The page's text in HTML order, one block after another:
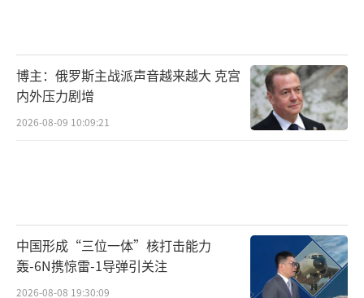
博主：俄罗斯主战派声音越来越大 克宫
内外压力剧增
2026-08-09 10:09:21
中国形成“三位一体”核打击能力
轰-6N携惊雷-1导弹引关注
2026-08-08 19:30:09